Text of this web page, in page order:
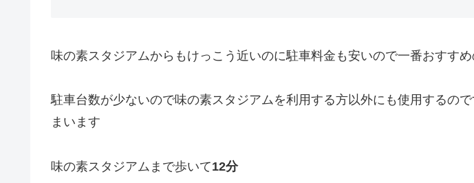
味の素スタジアムからもけっこう近いのに駐車料金も安いので一番おすす
駐車台数が少ないので味の素スタジアムを利用する方以外にも使用するの
まいます
味の素スタジアムまで歩いて12分